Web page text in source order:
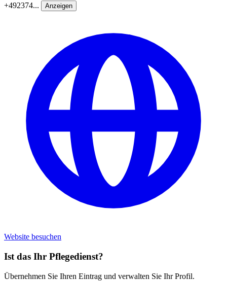
+492374... Anzeigen
Website besuchen
Ist das Ihr Pflegedienst?
Übernehmen Sie Ihren Eintrag und verwalten Sie Ihr Profil.